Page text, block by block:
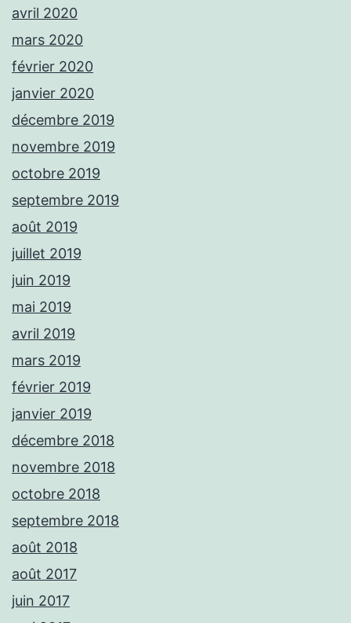
avril 2020
mars 2020
février 2020
janvier 2020
décembre 2019
novembre 2019
octobre 2019
septembre 2019
août 2019
juillet 2019
juin 2019
mai 2019
avril 2019
mars 2019
février 2019
janvier 2019
décembre 2018
novembre 2018
octobre 2018
septembre 2018
août 2018
août 2017
juin 2017